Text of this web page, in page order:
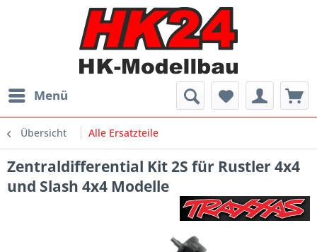
Menü
Übersicht Alle Ersatzteile
Zentraldifferential Kit 2S für Rustler 4x4
und Slash 4x4 Modelle